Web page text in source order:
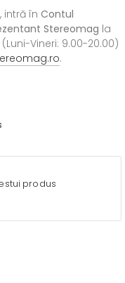
intră în Contul
Stereomag la
Vineri: 9.00-20.00)
.
produs